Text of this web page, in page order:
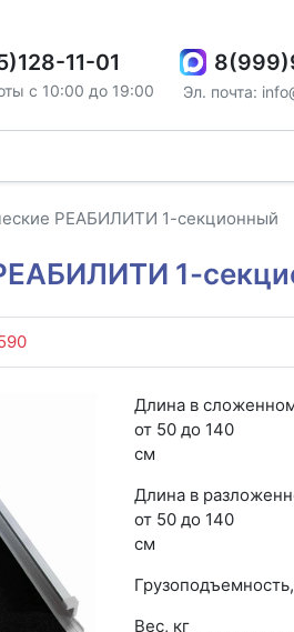
11-01
с 10:00 до 19:00 Эл. почта:
РЕАБИЛИТИ 1-секционный
1-
Длина в
от 50 до 140
см
Длина в
от 50 до 140
см
Вес, кг